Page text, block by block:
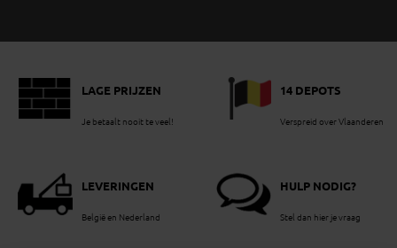
LAGE PRIJZEN
Je betaalt nooit te veel!
14 DEPOTS
Verspreid over Vlaanderen
LEVERINGEN
België en Nederland
HULP NODIG?
Stel dan hier je vraag